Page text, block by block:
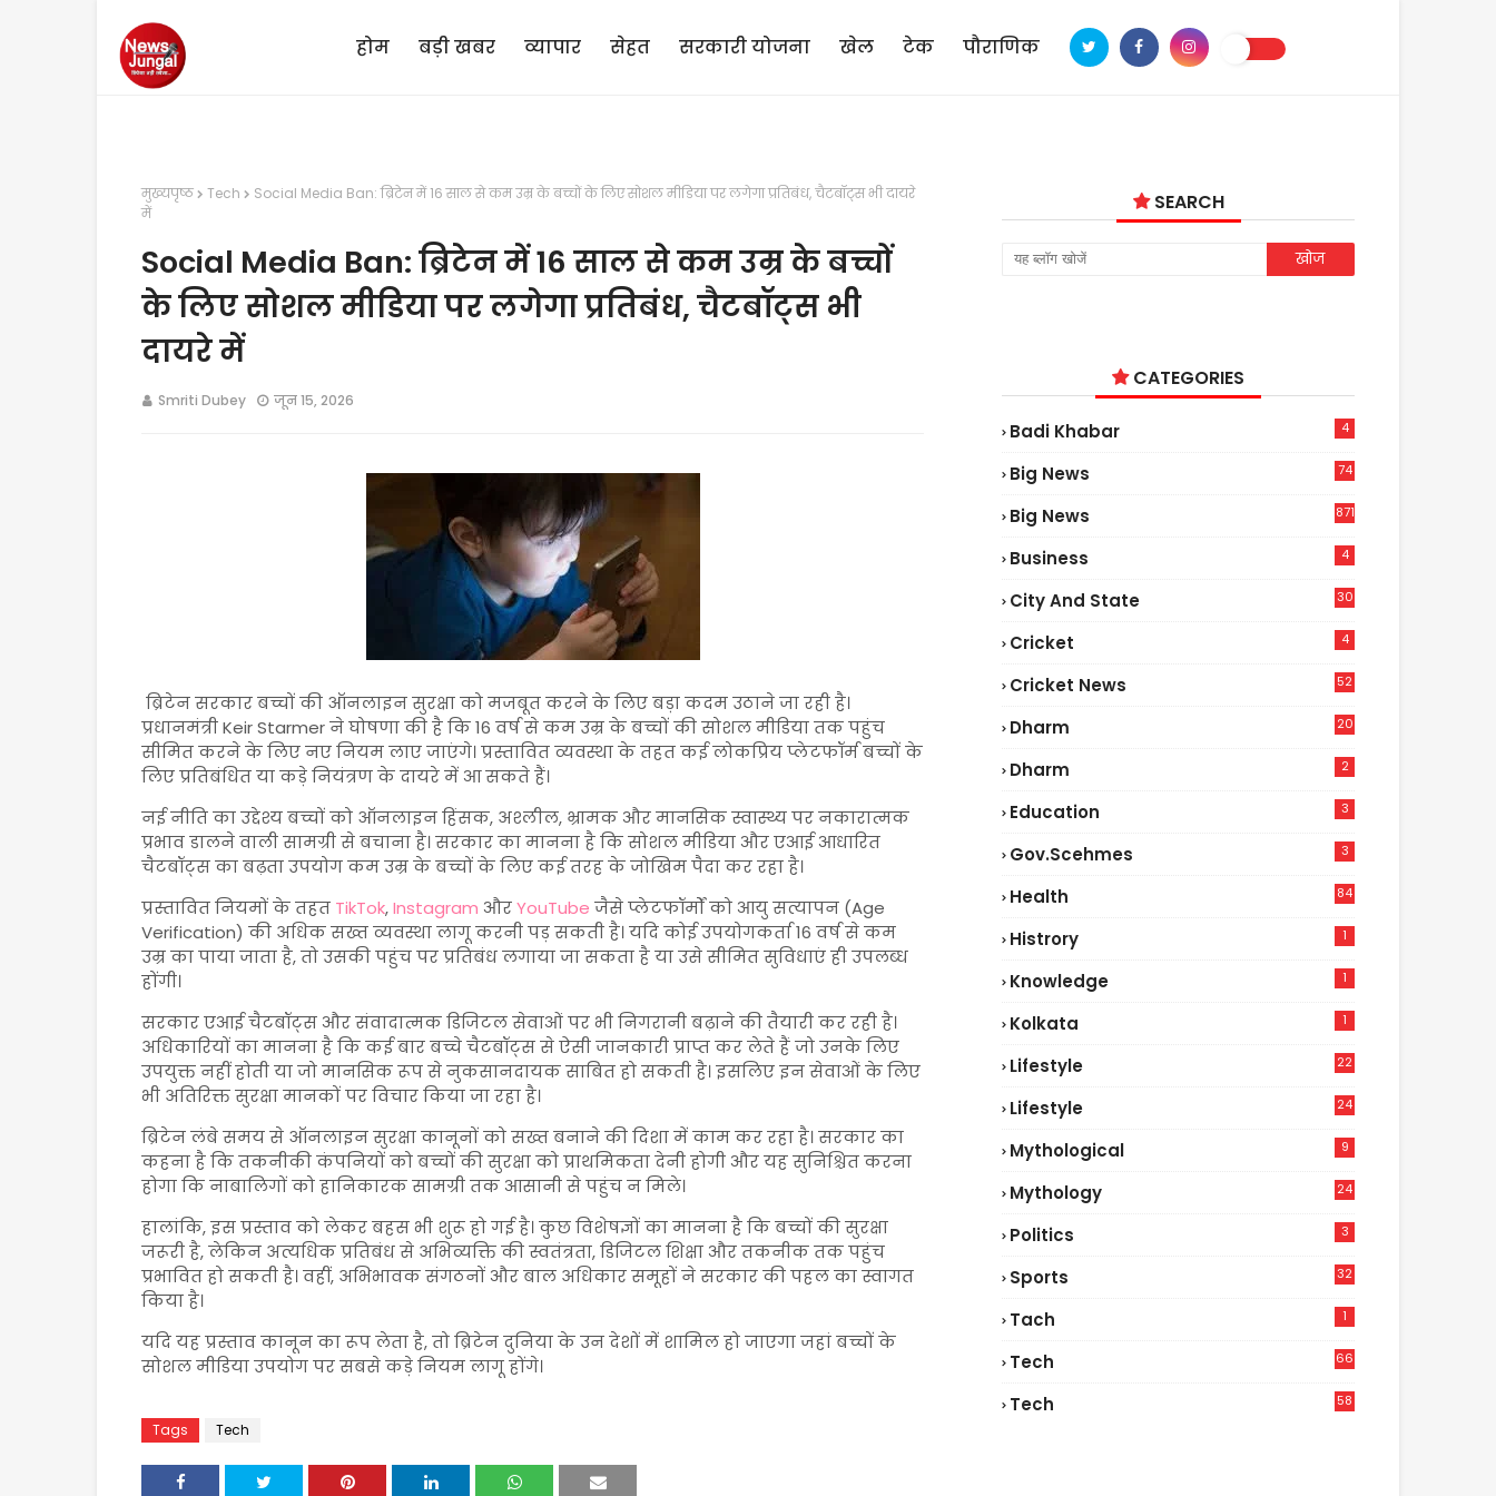
होम बड़ी खबर व्यापार सेहत सरकारी योजना खेल टेक पौराणिक
मुख्यपृष्ठ Tech
Social Media Ban: ब्रिटेन में 16 साल से कम उम्र के बच्चों के लिए सोशल मीडिया पर लगेगा प्रतिबंध, चैटबॉट्स भी दायरे
में
Social Media Ban: ब्रिटेन में 16 साल से कम उम्र के बच्चों
के लिए सोशल मीडिया पर लगेगा प्रतिबंध, चैटबॉट्स भी
दायरे में
Smriti Dubey जून 15, 2026
ब्रिटेन सरकार बच्चों की ऑनलाइन सुरक्षा को मजबूत करने के लिए बड़ा कदम उठाने जा रही है।
प्रधानमंत्रीKeir Starmerने घोषणा की है कि 16 वर्ष से कम उम्र के बच्चों की सोशल मीडिया तक पहुंच
सीमित करने के लिए नए नियम लाए जाएंगे। प्रस्तावित व्यवस्था के तहत कई लोकप्रिय प्लेटफॉर्म बच्चों के
लिए प्रतिबंधित या कड़े नियंत्रण के दायरे में आ सकते हैं।
नई नीति का उद्देश्य बच्चों को ऑनलाइन हिंसक, अश्लील, भ्रामक और मानसिक स्वास्थ्य पर नकारात्मक
प्रभाव डालने वाली सामग्री से बचाना है। सरकार का मानना है कि सोशल मीडिया और एआई आधारित
चैटबॉट्स का बढ़ता उपयोग कम उम्र के बच्चों के लिए कई तरह के जोखिम पैदा कर रहा है।
प्रस्तावित नियमों के तहत TikTok,Instagram औरYouTube जैसे प्लेटफॉर्मों को आयु सत्यापन (Age
Verification) की अधिक सख्त व्यवस्था लागू करनी पड़ सकती है। यदि कोई उपयोगकर्ता 16 वर्ष से कम
उम्र का पाया जाता है, तो उसकी पहुंच पर प्रतिबंध लगाया जा सकता है या उसे सीमित सुविधाएं ही उपलब्ध
होंगी।
सरकार एआई चैटबॉट्स और संवादात्मक डिजिटल सेवाओं पर भी निगरानी बढ़ाने की तैयारी कर रही है।
अधिकारियों का मानना है कि कई बार बच्चे चैटबॉट्स से ऐसी जानकारी प्राप्त कर लेते हैं जो उनके लिए
उपयुक्त नहीं होती या जो मानसिक रूप से नुकसानदायक साबित हो सकती है। इसलिए इन सेवाओं के लिए
भी अतिरिक्त सुरक्षा मानकों पर विचार किया जा रहा है।
ब्रिटेन लंबे समय से ऑनलाइन सुरक्षा कानूनों को सख्त बनाने की दिशा में काम कर रहा है। सरकार का
कहना है कि तकनीकी कंपनियों को बच्चों की सुरक्षा को प्राथमिकता देनी होगी और यह सुनिश्चित करना
होगा कि नाबालिगों को हानिकारक सामग्री तक आसानी से पहुंच न मिले।
हालांकि, इस प्रस्ताव को लेकर बहस भी शुरू हो गई है। कुछ विशेषज्ञों का मानना है कि बच्चों की सुरक्षा
जरूरी है, लेकिन अत्यधिक प्रतिबंध से अभिव्यक्ति की स्वतंत्रता, डिजिटल शिक्षा और तकनीक तक पहुंच
प्रभावित हो सकती है। वहीं, अभिभावक संगठनों और बाल अधिकार समूहों ने सरकार की पहल का स्वागत
किया है।
यदि यह प्रस्ताव कानून का रूप लेता है, तो ब्रिटेन दुनिया के उन देशों में शामिल हो जाएगा जहां बच्चों के
सोशल मीडिया उपयोग पर सबसे कड़े नियम लागू होंगे।
Tags Tech
SEARCH
CATEGORIES
Badi Khabar 4
Big News
74
Big News 871
Business 4
City And State 30
Cricket 4
Cricket News
52
Dharm 20
Dharm 2
Education 3
Gov.scehmes 3
Health
84
Histrory 1
Knowledge 1
Kolkata 1
Lifestyle
22
Lifestyle
24
Mythological 9
Mythology 24
Politics 3
Sports 32
Tach 1
Tech
66
Tech
58